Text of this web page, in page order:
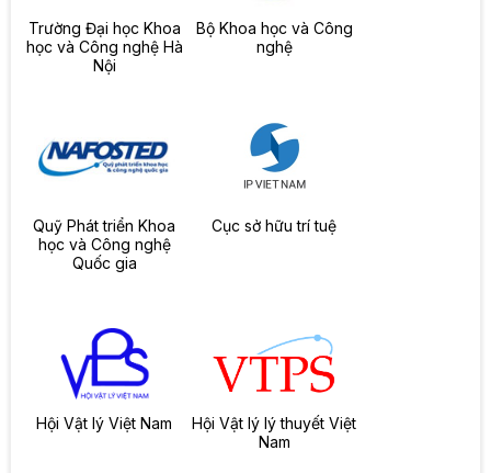
Trường Đại học Khoa
học và Công nghệ Hà
Nội
Bộ Khoa học và Công
nghệ
Quỹ Phát triển Khoa
học và Công nghệ
Quốc gia
Cục sở hữu trí tuệ
Hội Vật lý Việt Nam
Hội Vật lý lý thuyết Việt
Nam